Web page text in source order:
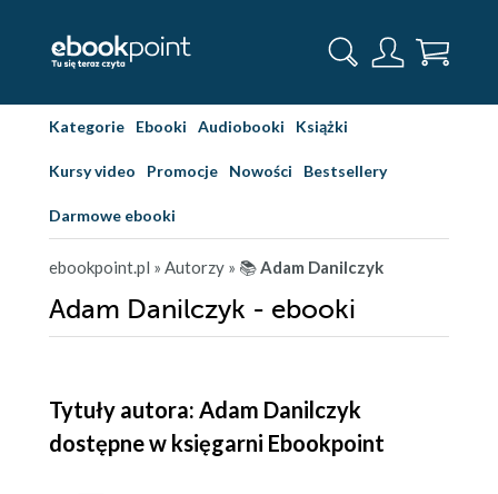
Kategorie Ebooki Audiobooki Książki
Kursy video Promocje Nowości Bestsellery
Darmowe ebooki
ebookpoint.pl » Autorzy » 📚Adam Danilczyk
Adam Danilczyk - ebooki
Tytuły autora: Adam Danilczyk
dostępne w księgarni Ebookpoint